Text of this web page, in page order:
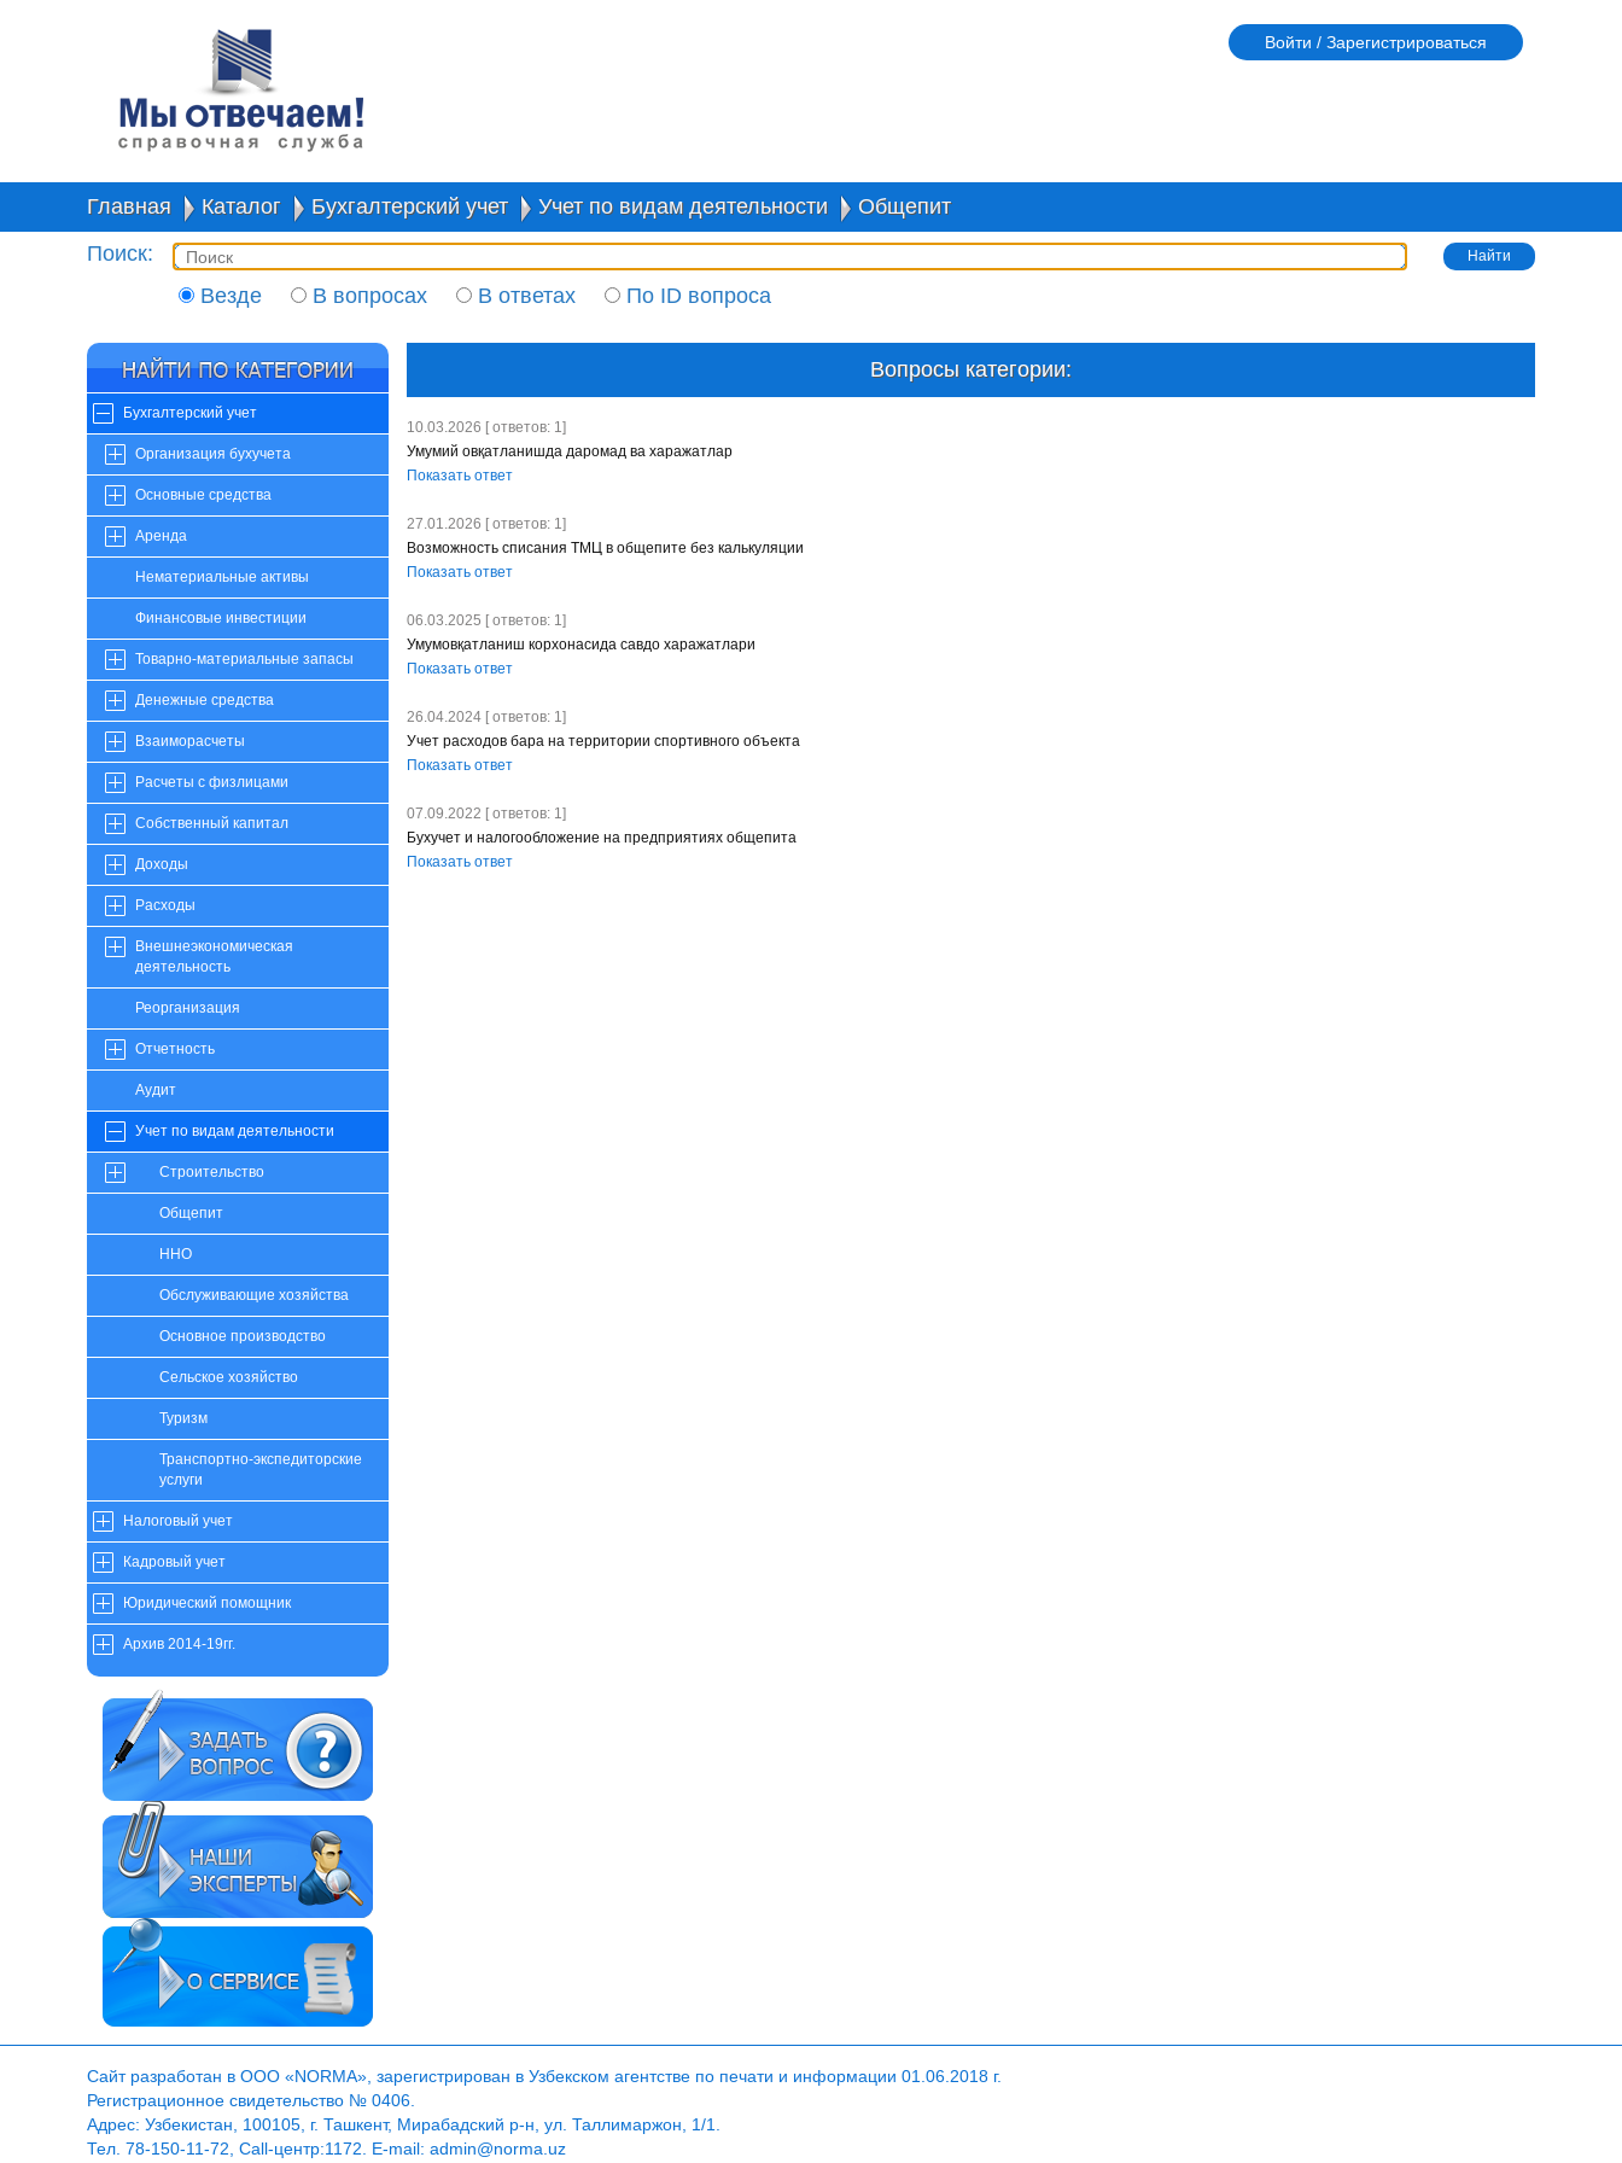
Войти / Зарегистрироваться
Главная Каталог Бухгалтерский учет Учет по видам деятельности
Общепит
Поиск:
Везде
В вопросах В ответах По ID вопроса
Бухгалтерский учет
Организация бухучета
Основные средства
Аренда
Нематериальные активы
Финансовые инвестиции
Товарно-материальные запасы
Денежные средства
Взаиморасчеты
Расчеты с физлицами
Собственный капитал
Доходы
Расходы
Внешнеэкономическая
деятельность
Реорганизация
Отчетность
Аудит
Учет по видам деятельности
Строительство
Общепит
ННО
Обслуживающие хозяйства
Основное производство
Сельское хозяйство
Туризм
Транспортно-экспедиторские
услуги
Налоговый учет
Кадровый учет
Юридический помощник
Архив 2014-19гг.
Вопросы категории:
10.03.2026 [ ответов: 1]
Умумий овқатланишда даромад ва харажатлар
Показать ответ
27.01.2026 [ ответов: 1]
Возможность списания ТМЦ в общепите без калькуляции
Показать ответ
06.03.2025 [ ответов: 1]
Умумовқатланиш корхонасида савдо харажатлари
Показать ответ
26.04.2024 [ ответов: 1]
Учет расходов бара на территории спортивного объекта
Показать ответ
07.09.2022 [ ответов: 1]
Бухучет и налогообложение на предприятиях общепита
Показать ответ
Сайт разработан в ООО «NORMA», зарегистрирован в Узбекском агентстве по печати и информации 01.06.2018 г.
Регистрационное свидетельство № 0406.
Адрес: Узбекистан, 100105, г. Ташкент, Мирабадский р-н, ул. Таллимаржон, 1/1.
Тел. 78-150-11-72, Call-центр:1172. E-mail: admin@norma.uz